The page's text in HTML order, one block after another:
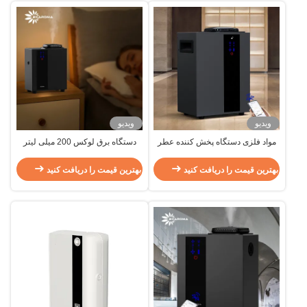
ویدیو
مواد فلزی دستگاه پخش کننده عطر
برای کنترل APP فضاهای بزرگ
بهترین قیمت را دریافت کنید
ویدیو
دستگاه برق لوکس 200 میلی لیتر
بهترین قیمت را دریافت کنید